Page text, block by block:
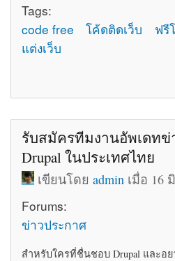
Tags:
code free
โค้ดติดเว็บ ฟรี
แต่งเว็บ
about โค้ดติดเว็บฟรี html โค้ด
รับสมัครทีมงานอัพเดทข่
Drupal ในประเทศไทย
เขียนโดยadmin เมื่อ 16
Forums:
ข่าวประกาศ
สำหรับใครที่ชื่นชอบ Drupal และอ